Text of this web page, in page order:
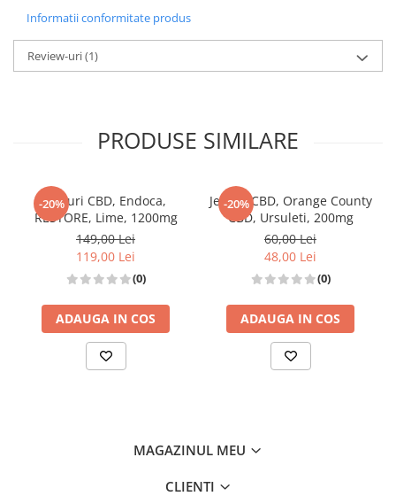
Informatii conformitate produs
Review-uri(1)
PRODUSE SIMILARE
-20%
Jeleuri CBD, Endoca,
RESTORE, Lime, 1200mg
149,00 Lei
119,00 Lei
(0)
ADAUGA IN COS
-20%
Jeleuri CBD, Orange County
CBD, Ursuleti, 200mg
60,00 Lei
48,00 Lei
(0)
ADAUGA IN COS
MAGAZINUL MEU
CLIENTI